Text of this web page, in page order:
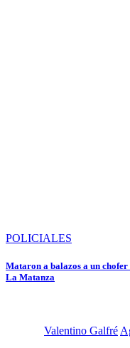
POLICIALES
Mataron a balazos a un
La Matanza
Valentino Galfré